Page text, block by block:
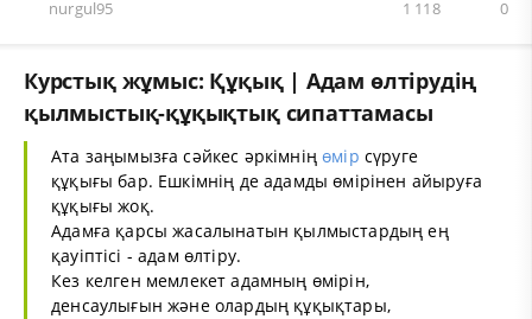
nurgul95 0
1 118
Курстық жұмыс: Құқық | Адам өлтірудің
қылмыстық-құқықтық сипаттамасы
Ата заңымызға сәйкес әркімніңөмір сүруге
құқығы бар. Ешкімнің де адамды өмірінен айыруға
құқығы жоқ.
Адамға қарсы жасалынатын қылмыстардың ең
қауіптісі - адам өлтіру.
Кез келген мемлекет адамның өмірін,
денсаулығын және олардың құқықтары,